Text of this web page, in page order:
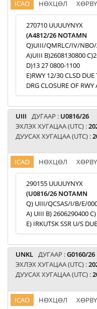
ICAO НӨХЦӨЛ
270710 UUUUYNYX
(A4812/26 NOTAMN
Q)UIII/QMRLC/IV/
A)UIII B)2608130800
D)13 27 0800-1100
E)RWY 12/30 CLSD
DRG CLOSURE OF
UIII ДУГААР : U0816/26
ЭХЛЭХ ХУГАЦАА (UTC) :
ДУУСАХ ХУГАЦАА (UTC) :
ICAO НӨХЦӨЛ
290155 UUUUYNYX
(U0816/26 NOTAMN
Q) UIII/QCSAS/I/B/E/
A) UIII B) 2606290400
E) IRKUTSK SSR U/S
UNKL ДУГААР :G0160/26
ЭХЛЭХ ХУГАЦАА (UTC) :
ДУУСАХ ХУГАЦАА (UTC) :
ICAO НӨХЦӨЛ